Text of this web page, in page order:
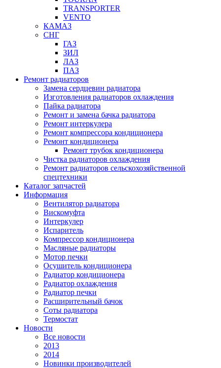
TRANSPORTER
VENTO
КАМАЗ
СНГ
ГАЗ
ЗИЛ
ЛАЗ
ПАЗ
Ремонт радиаторов
Замена сердцевин радиатора
Изготовления радиаторов охлаждения
Пайка радиатора
Ремонт и замена бачка радиатора
Ремонт интеркулера
Ремонт компрессора кондиционера
Ремонт кондиционера
Ремонт трубок кондиционера
Чистка радиаторов охлаждения
Ремонт радиаторов сельскохозяйственной
спецтехники
Каталог запчастей
Информация
Вентилятор радиатора
Вискомуфта
Интеркулер
Испаритель
Компрессор кондиционера
Масляные радиаторы
Мотор печки
Осушитель кондиционера
Радиатор кондиционера
Радиатор охлаждения
Радиатор печки
Расширительный бачок
Соты радиатора
Термостат
Новости
Все новости
2013
2014
Новинки производителей